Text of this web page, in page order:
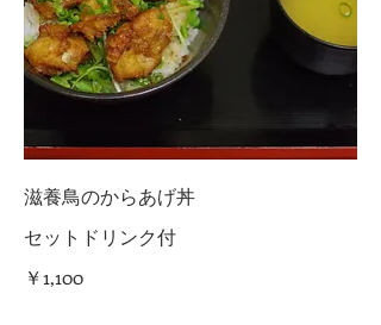
滋養鳥のからあげ丼
セットドリンク付
￥1,100